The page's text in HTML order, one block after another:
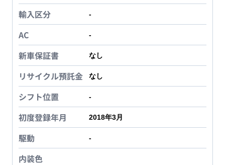
輸入区分 -
AC -
新車保証書 なし
リサイクル預託金 なし
シフト位置 -
初度登録年月 2018年3月
駆動 -
内装色